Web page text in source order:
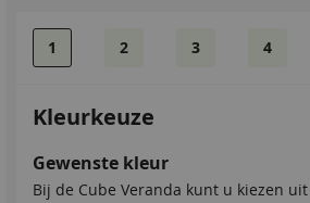
1 2 3 4
Kleurkeuze
Gewenste kleur
Bij de Cube Veranda kunt u kiezen